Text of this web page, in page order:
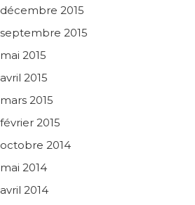
décembre 2015
septembre 2015
mai 2015
avril 2015
mars 2015
février 2015
octobre 2014
mai 2014
avril 2014